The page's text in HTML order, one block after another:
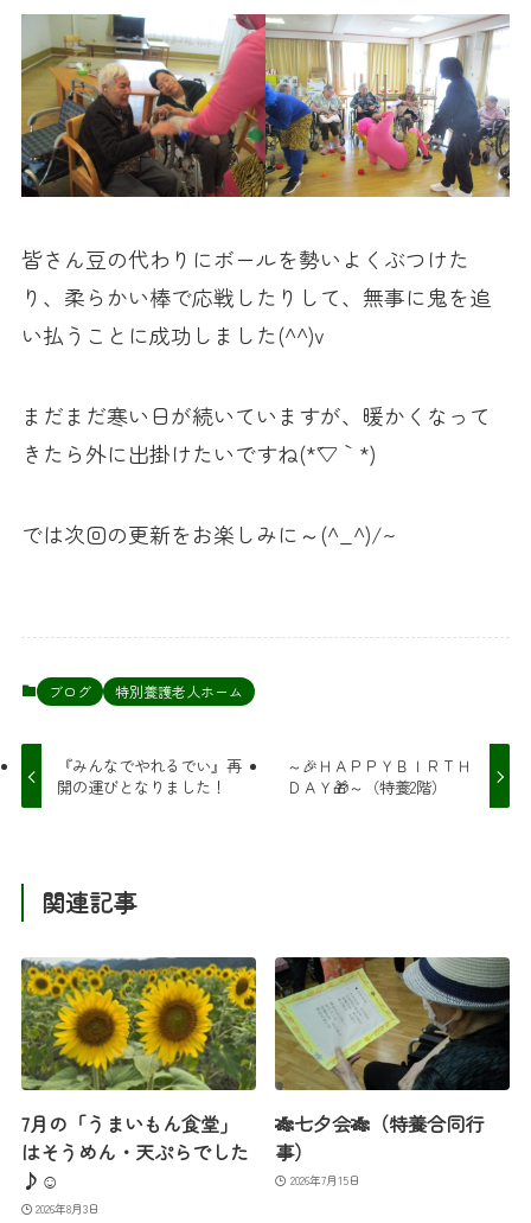
皆さん豆の代わりにボールを勢いよくぶつけた
り、柔らかい棒で応戦したりして、無事に鬼を追
い払うことに成功しました(^^)v
まだまだ寒い日が続いていますが、暖かくなって
きたら外に出掛けたいですね(*´▽｀*)
では次回の更新をお楽しみに～(^_^)/~
ブログ 特別養護老人ホーム
『みんなでやれるでい』再
開の運びとなりました！
～🎉ＨＡＰＰＹＢＩＲＴＨ
ＤＡＹ🎁～（特養2階）
関連記事
7月の「うまいもん食堂」
はそうめん・天ぷらでした
♪☺
2026年8月3日
🎋七夕会🎋（特養合同行
事）
2026年7月15日